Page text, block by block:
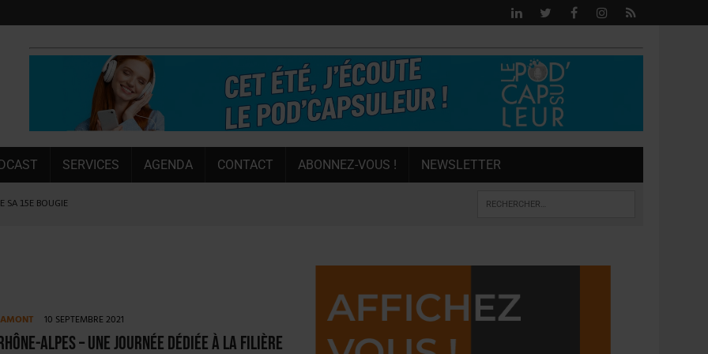
SERVICES AGENDA CONTACT ABONNEZ-VOUS ! NEWSLETTER
SA 15E BOUGIE
SEMESTRE
LE MARCHÉ [ÉTUDE]
PIONNIÈRE EN ILLE-ET-VILAINE
10 SEPTEMBRE 2021
Alpes – Une journée dédiée à la filière